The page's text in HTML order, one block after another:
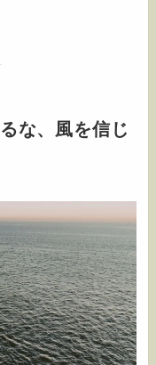
な、風を信じ